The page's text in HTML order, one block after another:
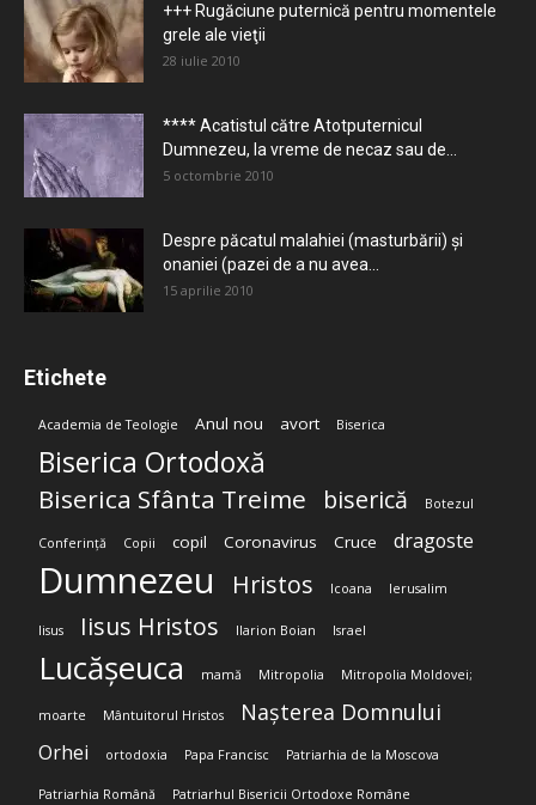
+++ Rugăciune puternică pentru momentele
grele ale vieţii
28 iulie 2010
**** Acatistul către Atotputernicul
Dumnezeu, la vreme de necaz sau de...
5 octombrie 2010
Despre păcatul malahiei (masturbării) şi
onaniei (pazei de a nu avea...
15 aprilie 2010
Etichete
Academia de Teologie Anul nou avort Biserica
Biserica Ortodoxă
Biserica Sfânta Treime biserică Botezul
Conferință Copii copil Coronavirus Cruce dragoste
Dumnezeu Hristos Icoana Ierusalim
Iisus Iisus Hristos Ilarion Boian Israel
Lucășeuca mamă Mitropolia Mitropolia Moldovei;
moarte Mântuitorul Hristos Nașterea Domnului
Orhei ortodoxia Papa Francisc Patriarhia de la Moscova
Patriarhia Română Patriarhul Bisericii Ortodoxe Române